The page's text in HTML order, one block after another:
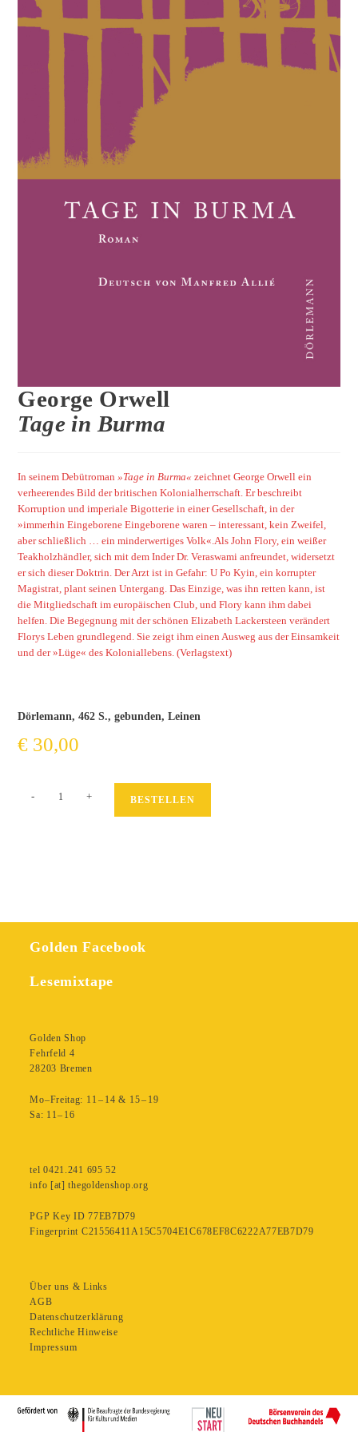
George Orwell
Tage in Burma
In seinem Debütroman»Tage in Burma« zeichnet George Orwell ein
verheerendes Bild der britischen Kolonialherrschaft. Er beschreibt
Korruption und imperiale Bigotterie in einer Gesellschaft, in der
»immerhin Eingeborene Eingeborene waren – interessant, kein Zweifel,
aber schließlich … ein minderwertiges Volk«.Als John Flory, ein weißer
Teakholzhändler, sich mit dem Inder Dr. Veraswami anfreundet, widersetzt
er sich dieser Doktrin. Der Arzt ist in Gefahr: U Po Kyin, ein korrupter
Magistrat, plant seinen Untergang. Das Einzige, was ihn retten kann, ist
die Mitgliedschaft im europäischen Club, und Flory kann ihm dabei
helfen. Die Begegnung mit der schönen Elizabeth Lackersteen verändert
Florys Leben grundlegend. Sie zeigt ihm einen Ausweg aus der Einsamkeit
und der »Lüge« des Koloniallebens.(Verlagstext)
Dörlemann, 462 S., gebunden, Leinen
€ 30,00
- + BESTELLEN
Golden Facebook
Lesemixtape
Golden Shop
Fehrfeld 4
28203 Bremen
Mo–Freitag: 11 – 14 & 15 – 19
Sa: 11– 16
tel 0421.241 695 52
info [at] thegoldenshop.org
PGP Key ID 77EB7D79
Fingerprint C21556411A15C5704E1C678EF8C6222A77EB7D79
Über uns & Links
AGB
Datenschutzerklärung
Rechtliche Hinweise
Impressum